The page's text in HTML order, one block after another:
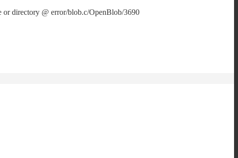
or directory @ error/blob.c/OpenBlob/3690